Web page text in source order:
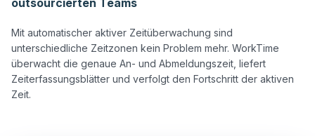
outsourcierten Teams
Mit automatischer aktiver Zeitüberwachung sind
unterschiedliche Zeitzonen kein Problem mehr. WorkTime
überwacht die genaue An- und Abmeldungszeit, liefert
Zeiterfassungsblätter und verfolgt den Fortschritt der aktiven